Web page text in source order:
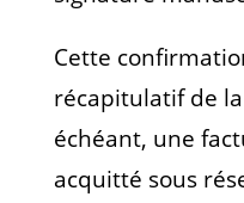
Cette
récapitulatif de
échéant, une
acquitté sous